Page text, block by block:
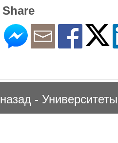
Share
назад - Университеты